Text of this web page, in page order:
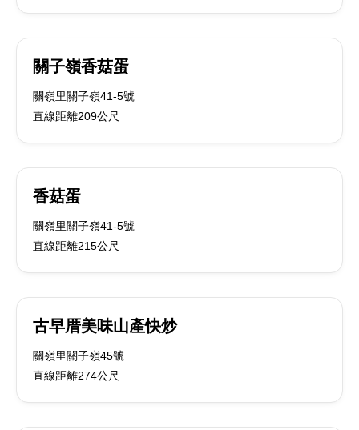
關子嶺香菇蛋
關嶺里關子嶺41-5號
直線距離209公尺
香菇蛋
關嶺里關子嶺41-5號
直線距離215公尺
古早厝美味山產快炒
關嶺里關子嶺45號
直線距離274公尺